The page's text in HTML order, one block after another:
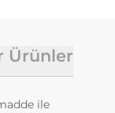
Ürünler
ile
ve